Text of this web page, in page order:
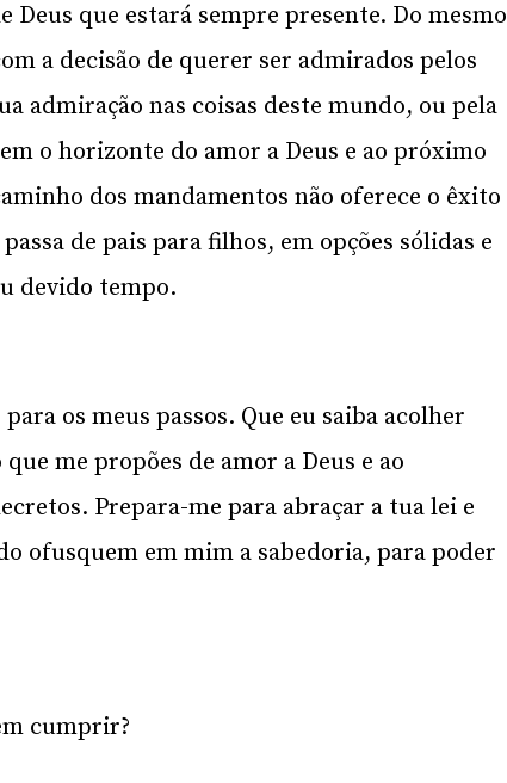
que estará sempre presente. Do mesmo
a decisão de querer ser admirados pelos
admiração nas coisas deste mundo, ou pela
o horizonte do amor a Deus e ao próximo
dos mandamentos não oferece o êxito
de pais para filhos, em opções sólidas e
devido tempo.
os meus passos. Que eu saiba acolher
me propões de amor a Deus e ao
Prepara-me para abraçar a tua lei e
ofusquem em mim a sabedoria, para poder
cumprir?